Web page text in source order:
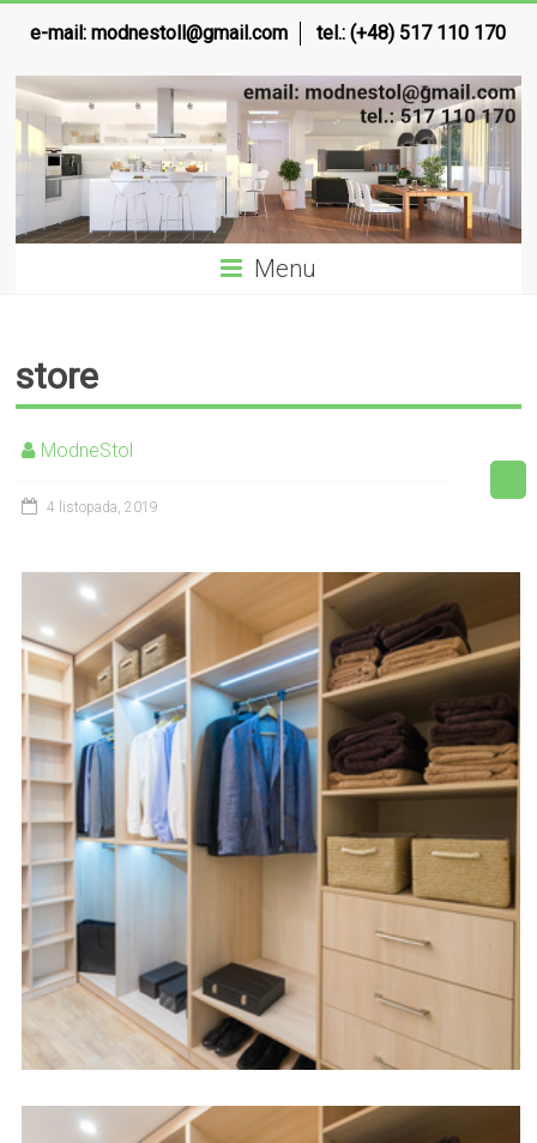
e-mail:modnestoll@gmail.com tel.: (+48) 517 110 170
Menu
store
ModneStol
4 listopada, 2019